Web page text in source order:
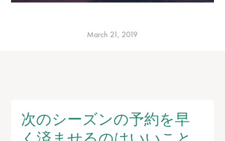
March 21, 2019
次のシーズンの予約を早